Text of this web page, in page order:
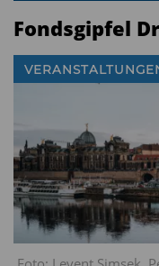
Fondsgipfel